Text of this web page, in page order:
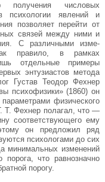
получения чис­ловых
пси­хологии явлений и
позволяет перейти от
связей между ними и
С различными изме­
правило, в рам­ках
отдель­ные примеры
энтузиастов метода
Густав Теодор Фехнер
психофизики» (1860) он
физического
Т. Фехнер полагал, что —
соответствующего ему
он предложил ряд
психологами до сих
минимальных изменений
порога, что равнозначно
порогу.